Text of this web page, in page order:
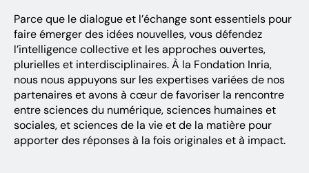
Parce que le dialogue et l’échange sont essentiels pour
faire émerger des idées nouvelles, vous défendez
l’intelligence collective et les approches ouvertes,
plurielles et interdisciplinaires. À la Fondation Inria,
nous nous appuyons sur les expertises variées de nos
partenaires et avons à cœur de favoriser la rencontre
entre sciences du numérique, sciences humaines et
sociales, et sciences de la vie et de la matière pour
apporter des réponses à la fois originales et à impact.